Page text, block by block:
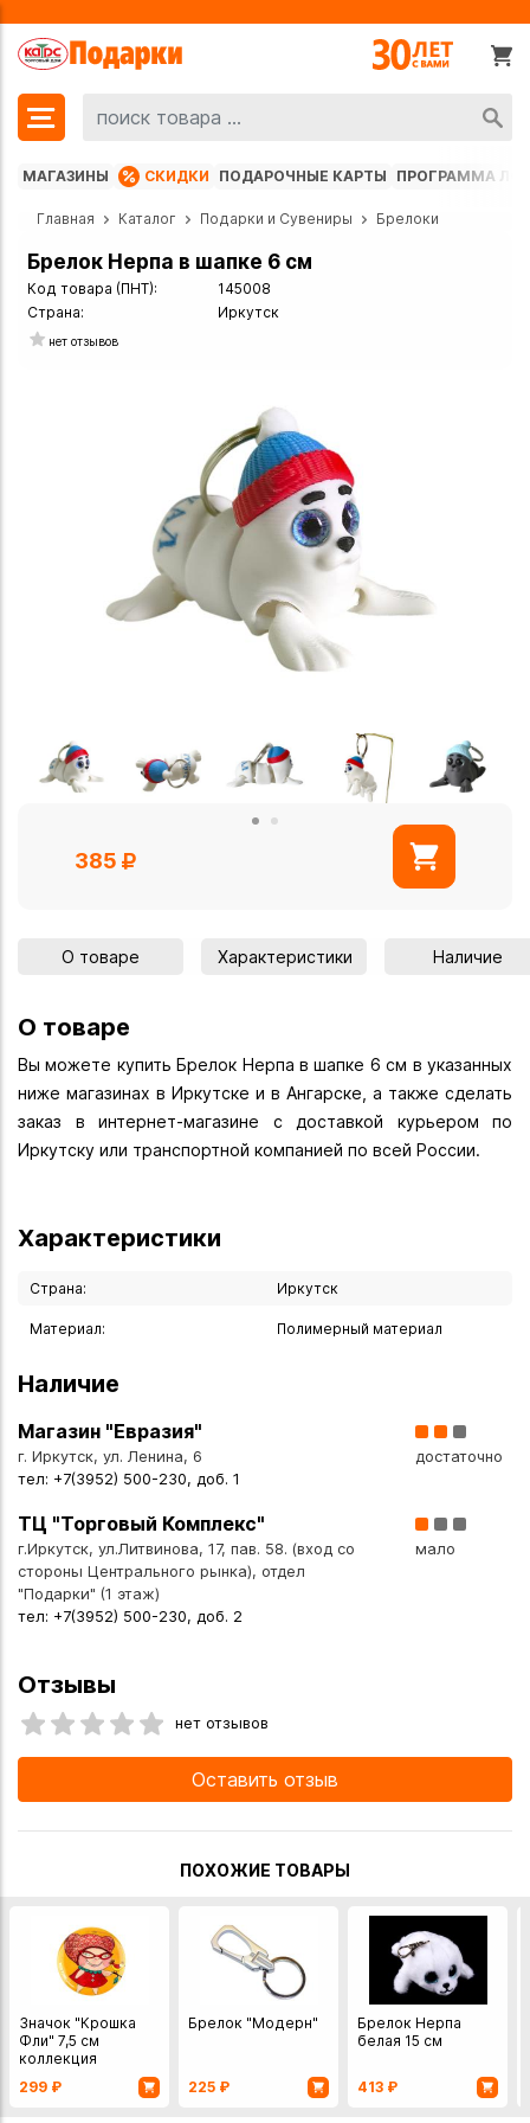
МАГАЗИНЫ СКИДКИ ПОДАРОЧНЫЕ КАРТЫ ПРОГРАММА
Главная Каталог Подарки и Сувениры Брелоки
Брелок Нерпа в шапке 6 см
Код товара (ПНТ):
145008
Страна:
Иркутск
нет отзывов
385
О товаре Характеристики Наличие
О товаре
Вы можете купить Брелок Нерпа в шапке 6 см в указанных
ниже магазинах в Иркутске и в Ангарске, а также сделать
заказ в интернет-магазине с доставкой курьером по
Иркутску или транспортной компанией по всей России.
Характеристики
Страна: Иркутск
Материал: Полимерный материал
Наличие
Магазин "Евразия"
г. Иркутск, ул. Ленина, 6
тел: +7(3952) 500-230, доб. 1
достаточно
ТЦ "Торговый Комплекс"
г.Иркутск, ул.Литвинова, 17, пав. 58. (вход со
стороны Центрального рынка), отдел
"Подарки" (1 этаж)
тел: +7(3952) 500-230, доб. 2
мало
Отзывы
нет отзывов
Оставить отзыв
ПОХОЖИЕ ТОВАРЫ
Значок "Крошка
Фли" 7,5 см
коллекция
299 ₽
Брелок "Модерн"
225 ₽
Брелок Нерпа
белая 15 см
413 ₽